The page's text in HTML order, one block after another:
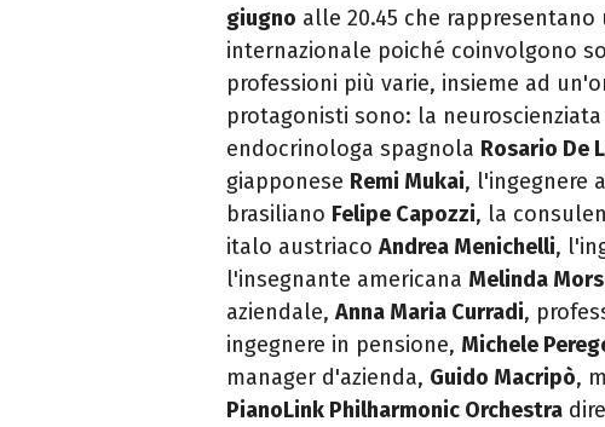
giugno alle 20.45 che
internazionale poiché coinvolgono
professioni più varie, insieme ad
protagonisti sono: la neuroscienziata
endocrinologa spagnola Rosario De
giapponese Remi Mukai, l'ingegnere
brasiliano Felipe Capozzi, la
italo austriaco Andrea Menichelli,
l'insegnante americana Melinda
aziendale, Anna Maria Curradi,
ingegnere in pensione, Michele
manager d'azienda, Guido Macripò,
PianoLink Philharmonic Orchestra